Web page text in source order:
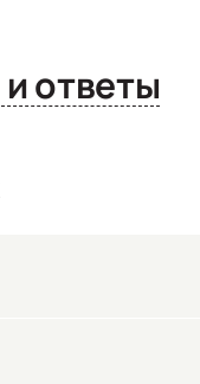
Вопросы и ответы